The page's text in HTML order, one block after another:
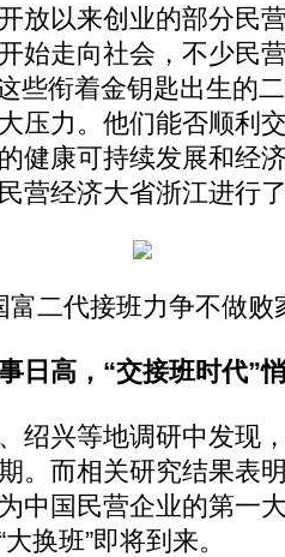
以来创业的部分民
始走向社会，不少民
些衔着金钥匙出生的
压力。他们能否顺利
健康可持续发展和经
营经济大省浙江进行
富二代接班力争不做败
日高，“交接班时代”
兴等地调研中发现
。而相关研究结果表
中国民营企业的第一
换班”即将到来。